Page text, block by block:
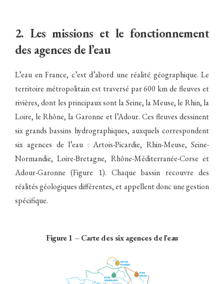
2. Les missions et le fonctionnement
des agences de l’eau
L’eau en France, c’est d’abord une réalité géographique. Le
territoire métropolitain est traversé par 600 km de fleuves et
rivières, dont les principaux sont la Seine, la Meuse, le Rhin, la
Loire, le Rhône, la Garonne et l’Adour. Ces fleuves dessinent
six grands bassins hydrographiques, auxquels correspondent
six agences de l’eau : Artois-Picardie, Rhin-Meuse, Seine-
Normandie, Loire-Bretagne, Rhône-Méditerranée-Corse et
Adour-Garonne (Figure 1). Chaque bassin recouvre des
réalités géologiques différentes, et appellent donc une gestion
spécifique.
Figure 1 – Carte des six agences de l’eau